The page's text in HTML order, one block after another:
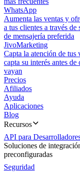
WhatsApp
Aumenta las ventas y
a tus clientes a través de
de mensajería preferida
JivoMarketing
Capta la atención de tus
capta su interés antes de
vayan
Precios
Afiliados
Ayuda
Aplicaciones
Blog
Recursos
API para
Soluciones de
preconfiguradas
Seguridad